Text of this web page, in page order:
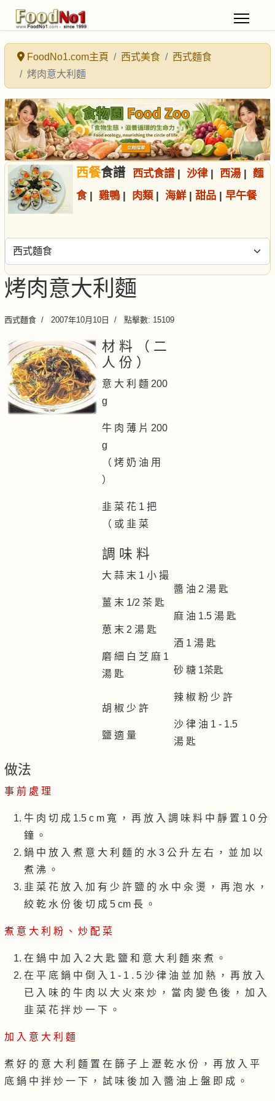
FoodNo1.com主頁 西式美食
西式麵食
烤肉意大利麵
西餐食譜 西式食譜| 沙律| 西湯| 麵
食| 雞鴨| 肉類 | 海鮮| 甜品 | 早午餐
選擇食譜分類
烤肉意大利麵
西式麵食 2007年10月10日 點擊數: 15109
材 料 （ 二
人 份 ）
意 大 利 麵 200
g
牛 肉 薄 片 200
g
（ 烤 奶 油 用
）
韭 菜 花 1 把
（ 或 韭 菜
調 味 料
大 蒜 末 1 小 撮
薑 末 1/2 茶 匙
葸 末 2 湯 匙
磨 細 白 芝 麻 1
湯 匙
胡 椒 少 許
鹽 適 量
醬 油 2 湯 匙
麻 油 1.5 湯 匙
酒 1 湯 匙
砂 糖 1茶匙
辣 椒 粉 少 許
沙 律 油 1 - 1.5
湯 匙
做法
事 前 處 理
牛 肉 切 成 1.5 c m 寬 ， 再 放 入 調 味 料 中 靜 置 1 0 分
鐘 。
鍋 中 放 入 煮 意 大 利 麵 的 水 3 公 升 左 右 ， 並 加 以
煮 沸 。
韭 菜 花 放 入 加 有 少 許 鹽 的 水 中 汆 燙 ， 再 泡 水 ，
絞 乾 水 份 後 切 成 5 cm 長 。
煮 意 大 利 粉 、 炒 配 菜
在 鍋 中 加 入 2 大 匙 鹽 和 意 大 利 麵 來 煮 。
在 平 底 鍋 中 倒 入 1 - 1 . 5 沙 律 油 並 加 熱 ， 再 放 入
已 入 味 的 牛 肉 以 大 火 來 炒 ， 當 肉 變 色 後 ， 加 入
韭 菜 花 拌 炒 一 下 。
加 入 意 大 利 麵
煮 好 的 意 大 利 麵 置 在 篩 子 上 瀝 乾 水 份 ， 再 放 入 平
底 鍋 中 拌 炒 一 下 ， 試 味 後 加 入 醬 油 上 盤 即 成 。